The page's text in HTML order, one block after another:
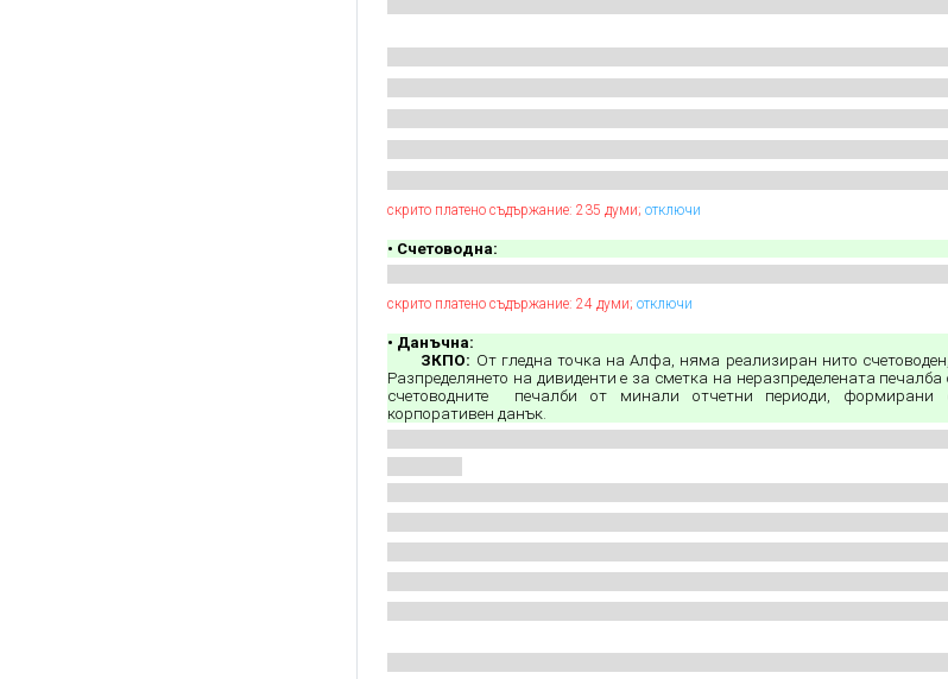
скрито платено съдържание: 235 думи; отключи
• Счетоводна:
скрито платено съдържание: 24 думи; отключи
• Данъчна:
ЗКПО: От гледна точка на Алфа, няма реализиран нито
Разпределянето на дивиденти е за сметка на неразпределената
счетоводните печалби от минали отчетни периоди,
корпоративен данък.